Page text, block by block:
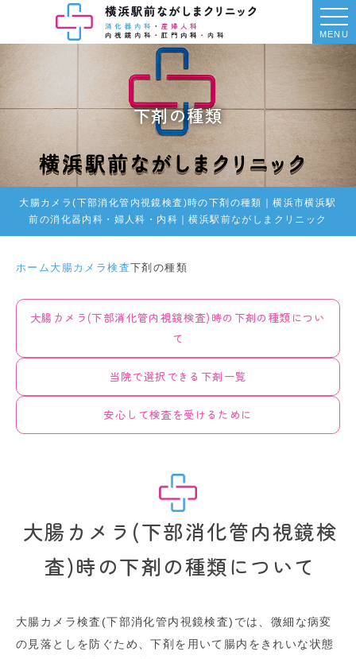
MENU
下剤の種類
大腸カメラ(下部消化管内視鏡検査)時の下剤の種類｜横浜市横浜駅
前の消化器内科・婦人科・内科｜横浜駅前ながしまクリニック
ホーム 大腸カメラ検査下剤の種類
大腸カメラ(下部消化管内視鏡検査)時の下剤の種類につい
て
当院で選択できる下剤一覧
安心して検査を受けるために
大腸カメラ(下部消化管内視鏡検
査)時の下剤の種類について
大腸カメラ検査(下部消化管内視鏡検査)では、微細な病変
の見落としを防ぐため、下剤を用いて腸内をきれいな状態